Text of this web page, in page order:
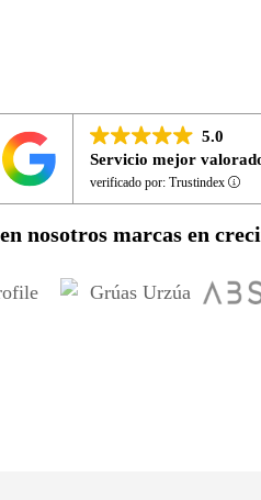
5.0
Servicio mejor
verificado por: Trustindex
nosotros marcas en